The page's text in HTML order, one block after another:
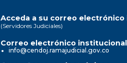
Acceda a su correo
(Servidores Judiciales)
Correo electrónico
info@cendoj.ramajudicial.gov.co